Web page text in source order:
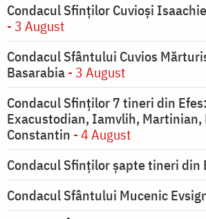
Condacul Sfinţilor Cuvioşi
- 3 August
Condacul Sfântului Cuvios
Basarabia- 3 August
Condacul Sfinţilor 7 tineri din
Exacustodian, Iamvlih, Martinian,
Constantin - 4 August
Condacul Sfinţilor şapte tineri din
Condacul Sfântului Mucenic